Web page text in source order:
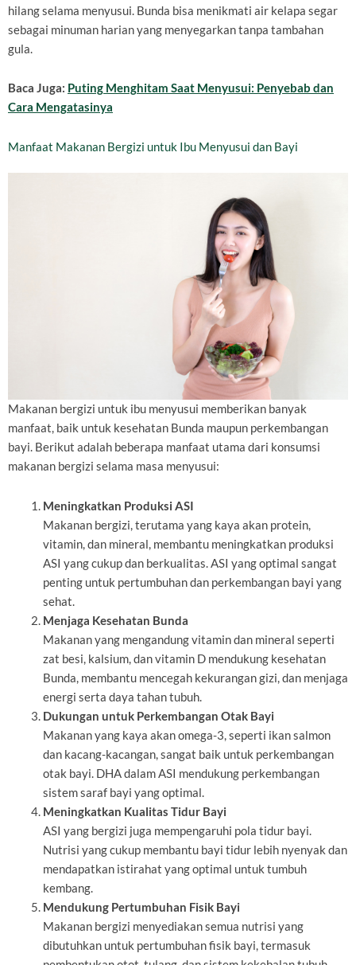
hilang selama menyusui. Bunda bisa menikmati air kelapa segar
sebagai minuman harian yang menyegarkan tanpa tambahan
gula.
Baca Juga: Puting Menghitam Saat Menyusui: Penyebab dan
Cara Mengatasinya
Manfaat Makanan Bergizi untuk Ibu Menyusui dan Bayi
Makanan bergizi untuk ibu menyusui memberikan banyak
manfaat, baik untuk kesehatan Bunda maupun perkembangan
bayi. Berikut adalah beberapa manfaat utama dari konsumsi
makanan bergizi selama masa menyusui:
Meningkatkan Produksi ASI
Makanan bergizi, terutama yang kaya akan protein,
vitamin, dan mineral, membantu meningkatkan produksi
ASI yang cukup dan berkualitas. ASI yang optimal sangat
penting untuk pertumbuhan dan perkembangan bayi yang
sehat.
Menjaga Kesehatan Bunda
Makanan yang mengandung vitamin dan mineral seperti
zat besi, kalsium, dan vitamin D mendukung kesehatan
Bunda, membantu mencegah kekurangan gizi, dan menjaga
energi serta daya tahan tubuh.
Dukungan untuk Perkembangan Otak Bayi
Makanan yang kaya akan omega-3, seperti ikan salmon
dan kacang-kacangan, sangat baik untuk perkembangan
otak bayi. DHA dalam ASI mendukung perkembangan
sistem saraf bayi yang optimal.
Meningkatkan Kualitas Tidur Bayi
ASI yang bergizi juga mempengaruhi pola tidur bayi.
Nutrisi yang cukup membantu bayi tidur lebih nyenyak dan
mendapatkan istirahat yang optimal untuk tumbuh
kembang.
Mendukung Pertumbuhan Fisik Bayi
Makanan bergizi menyediakan semua nutrisi yang
dibutuhkan untuk pertumbuhan fisik bayi, termasuk